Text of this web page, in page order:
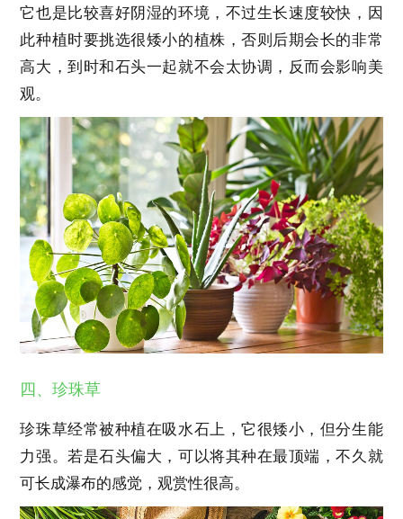
它也是比较喜好阴湿的环境，不过生长速度较快，因
此种植时要挑选很矮小的植株，否则后期会长的非常
高大，到时和石头一起就不会太协调，反而会影响美
观。
四、珍珠草
珍珠草经常被种植在吸水石上，它很矮小，但分生能
力强。若是石头偏大，可以将其种在最顶端，不久就
可长成瀑布的感觉，观赏性很高。